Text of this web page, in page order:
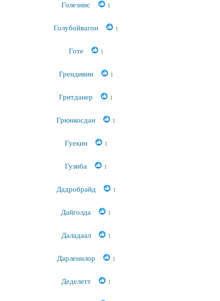
Голезнис 1
Голубойвагон 1
Готе 1
Грендивин 1
Гритданер 1
Грюнкосдан 1
Гуекин 1
Гуэнба 1
Дадробрайд 1
Дайголда 1
Даладаал 1
Дарленнлор 1
Деделетт 1